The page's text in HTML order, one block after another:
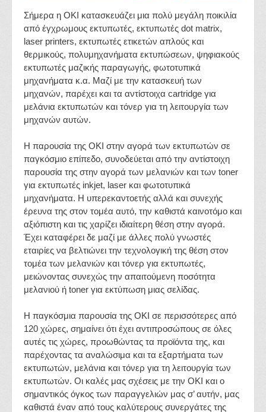
Σήμερα η OKI κατασκευάζει μια πολύ μεγάλη ποικιλία
από έγχρωμους εκτυπωτές, εκτυπωτές dot matrix,
laser printers, εκτυπωτές ετικετών απλούς και
θερμικούς, πολυμηχανήματα εκτυπώσεων, ψηφιακούς
εκτυπωτές μαζικής παραγωγής, φωτοτυπικά
μηχανήματα κ.α. Μαζί με την κατασκευή των
μηχανών, παρέχει και τα αντίστοιχα cartridge για
μελάνια εκτυπωτών και τόνερ για τη λειτουργία των
μηχανών αυτών.
Η παρουσία της OKI στην αγορά των εκτυπωτών σε
παγκόσμιο επίπεδο, συνοδεύεται από την αντίστοιχη
παρουσία της στην αγορά των μελανιών και των toner
για εκτυπωτές inkjet, laser και φωτοτυπικά
μηχανήματα. H υπερεκαντοετής αλλά και συνεχής
έρευνα της στον τομέα αυτό, την καθιστά καινοτόμο και
αξιόπιστη και τις χαρίζει ιδιαίτερη θέση στην αγορά.
Έχει καταφέρει δε μαζί με άλλες πολύ γνωστές
εταιρίες να βελτιώνει την τεχνολογική της θέση στον
τομέα των μελανιών και τόνερ για εκτυπωτές,
μειώνοντας συνεχώς την απαιτούμενη ποσότητα
μελανιού ή toner για εκτύπωση μιας σελίδας.
H παγκόσμια παρουσία της OKI σε περισσότερες από
120 χώρες, σημαίνει ότι έχει αντιπροσώπους σε όλες
αυτές τις χώρες, προωθώντας τα προϊόντα της, και
παρέχοντας τα αναλώσιμα και τα εξαρτήματα των
εκτυπωτών, μελάνια και τόνερ για τη λειτουργία των
εκτυπωτών. Οι καλές μας σχέσεις με την OKI και ο
σημαντικός όγκος των παραγγελιών μας σ’ αυτήν, μας
καθιστά έναν από τους καλύτερους συνεργάτες της